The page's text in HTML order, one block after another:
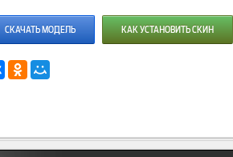
СКАЧАТЬ МОДЕЛЬ КАК УСТАНОВИТЬ СКИН